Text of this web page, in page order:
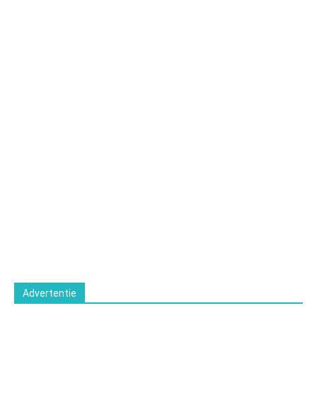
Advertentie